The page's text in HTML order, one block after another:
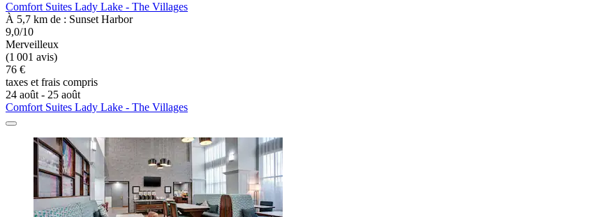
Comfort Suites Lady Lake - The Villages
À 5,7 km de : Sunset Harbor
9,0/10
Merveilleux
(1 001 avis)
76 €
taxes et frais compris
24 août - 25 août
Comfort Suites Lady Lake - The Villages